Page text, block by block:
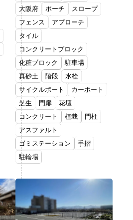
大阪府
ポーチ
スロープ
フェンス
アプローチ
タイル
コンクリートブロック
化粧ブロック
駐車場
真砂土
階段
水栓
サイクルポート
カーポート
芝生
門扉
花壇
コンクリート
植栽
門柱
アスファルト
ゴミステーション
手摺
駐輪場